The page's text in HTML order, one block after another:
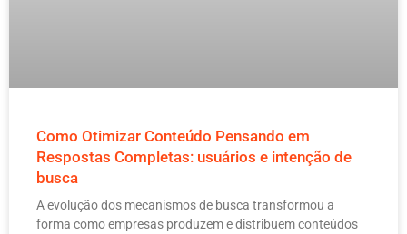
Como Otimizar Conteúdo Pensando em
Respostas Completas: usuários e intenção de
busca
A evolução dos mecanismos de busca transformou a
forma como empresas produzem e distribuem conteúdos